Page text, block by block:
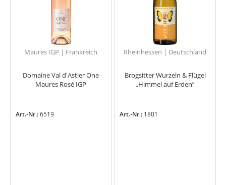
Maures IGP | Frankreich
Domaine Val d'Astier One
Maures Rosé IGP
Art.-Nr.:6519
Rheinhessen | Deutschland
Brogsitter Wurzeln & Flügel
„Himmel auf Erden”
Art.-Nr.: 1801